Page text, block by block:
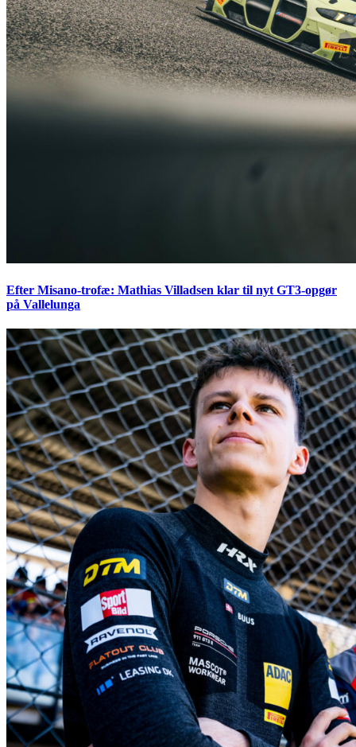
Efter Misano-trofæ: Mathias Villadsen klar til nyt GT3-opgør
på Vallelunga